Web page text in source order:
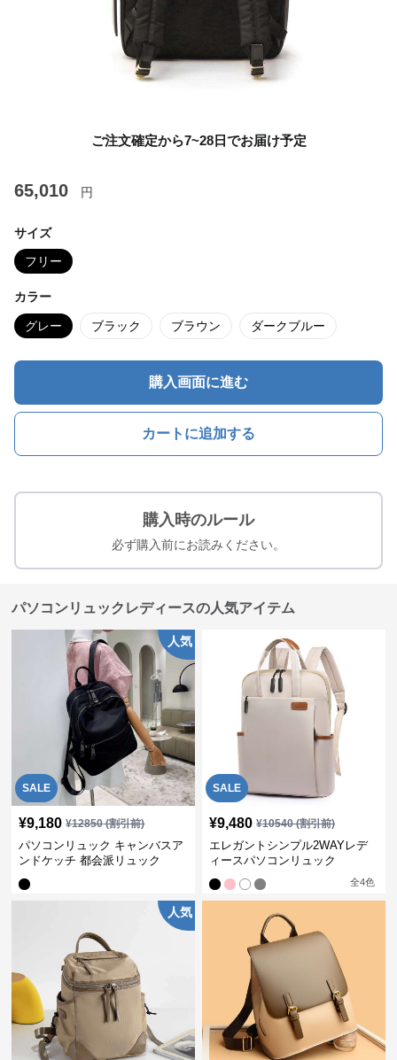
ご注文確定から7~28日でお届け予定
65,010 円
サイズ
フリー
カラー
グレー ブラック ブラウン ダークブルー
購入画面に進む
カートに追加する
購入時のルール
必ず購入前にお読みください。
パソコンリュックレディースの人気アイテム
SALE
人気
¥9,180 ¥12850(割引前)
パソコンリュック キャンバスア
ンドケッチ 都会派リュック
SALE
¥9,480 ¥10540(割引前)
エレガントシンプル2WAYレデ
ィースパソコンリュック
全4色
人気